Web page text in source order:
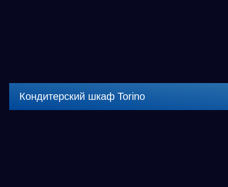
Кондитерский шкаф Torino